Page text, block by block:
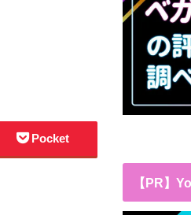
Pocket
【PR】